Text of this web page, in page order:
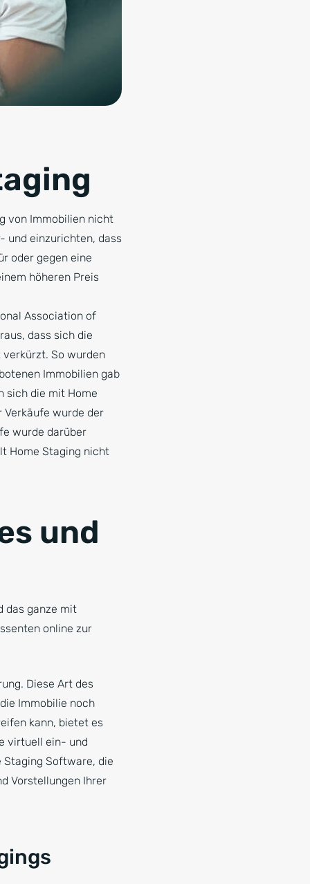
von Immobilien nicht
und einzurichten, dass
oder gegen eine
höheren Preis
Association of
dass sich die
So wurden
Immobilien gab
sich die mit Home
wurde der
wurde darüber
Home Staging nicht
und
das ganze mit
online zur
Diese Art des
Immobilie noch
kann, bietet es
virtuell ein- und
Staging Software, die
Vorstellungen Ihrer